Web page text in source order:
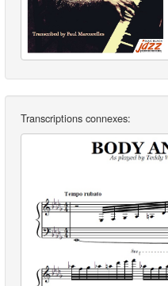
Transcriptions connexes: